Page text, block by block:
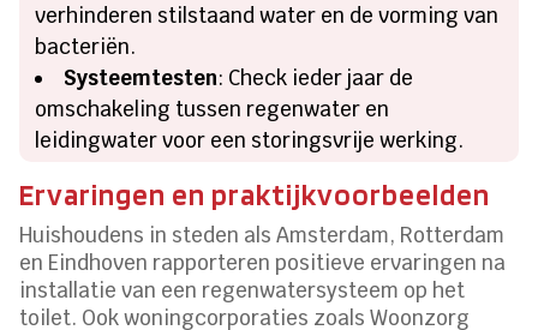
verhinderen stilstaand water en de vorming van
bacteriën.
Systeemtesten: Check ieder jaar de
omschakeling tussen regenwater en
leidingwater voor een storingsvrije werking.
Ervaringen en praktijkvoorbeelden
Huishoudens in steden als Amsterdam, Rotterdam
en Eindhoven rapporteren positieve ervaringen na
installatie van een regenwatersysteem op het
toilet. Ook woningcorporaties zoals Woonzorg